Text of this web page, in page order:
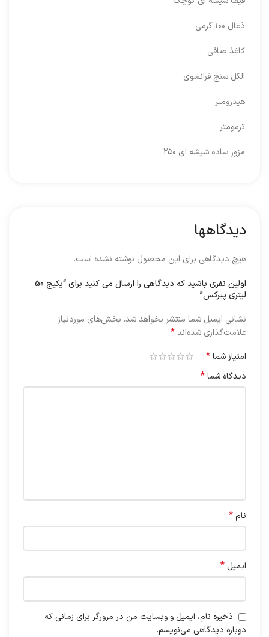
ذغال ۱۰۰ گرمی
کاغذ صافی
الکل سنج فرانسوی
هیدرومتر
ترمومتر
مزور ساده شیشه ای ۲۵۰
دیدگاهها
هیچ دیدگاهی برای این محصول نوشته نشده است.
اولین نفری باشید که دیدگاهی را ارسال می کنید برای “پکیج 50
لیتری پیرکس”
نشانی ایمیل شما منتشر نخواهد شد. بخش‌های موردنیاز
علامت‌گذاری شده‌اند*
امتیاز شما*
دیدگاه شما*
نام*
ایمیل *
ذخیره نام، ایمیل و وبسایت من در مرورگر برای زمانی که
دوباره دیدگاهی می‌نویسم.